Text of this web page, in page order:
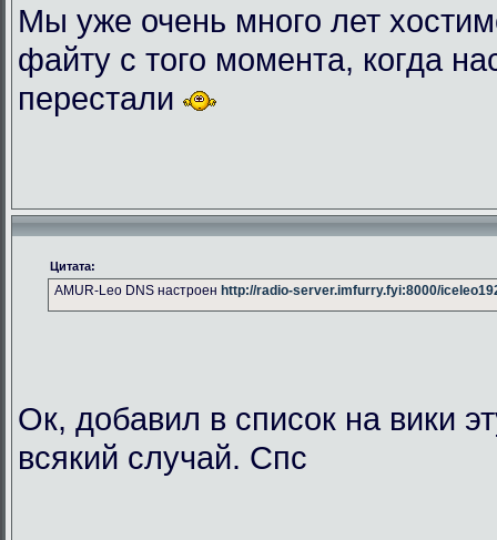
Мы уже очень много лет
файту с того момента, когда
перестали
Цитата:
AMUR-Leo DNS настроен http://radio-server.imfurry.fyi:8000/
Ок, добавил в список на вики
всякий случай. Спс